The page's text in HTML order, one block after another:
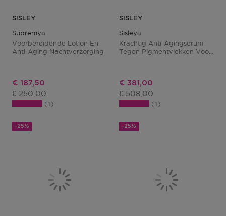
SISLEY
Supremÿa
Voorbereidende Lotion En
Anti-Aging Nachtverzorging
Kortingsprijs
€ 187,50
Productprijs
€ 250,00
1
SISLEY
Sisleÿa
Krachtig Anti-Agingserum
Tegen Pigmentvlekken Voor
Kortingsprijs
€ 381,00
Productprijs
€ 508,00
1
-25% -25%